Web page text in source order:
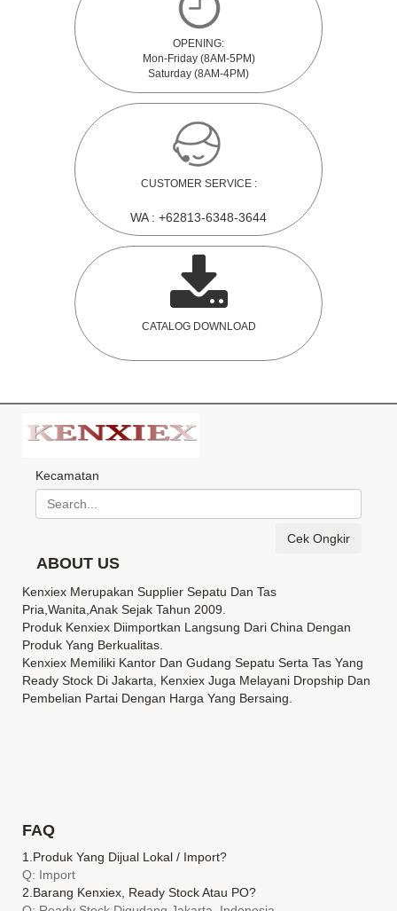
OPENING:
Mon-Friday (8AM-5PM)
Saturday (8AM-4PM)
CUSTOMER SERVICE :
WA : +62813-6348-3644
CATALOG DOWNLOAD
Kecamatan
Cek Ongkir
ABOUT US
Kenxiex Merupakan Supplier Sepatu Dan Tas
Pria,Wanita,Anak Sejak Tahun 2009.
Produk Kenxiex Diimportkan Langsung Dari China Dengan
Produk Yang Berkualitas.
Kenxiex Memiliki Kantor Dan Gudang Sepatu Serta Tas Yang
Ready Stock Di Jakarta, Kenxiex Juga Melayani Dropship Dan
Pembelian Partai Dengan Harga Yang Bersaing.
FAQ
1.produk Yang Dijual Lokal / Import?
Q: Import
2.barang Kenxiex, Ready Stock Atau PO?